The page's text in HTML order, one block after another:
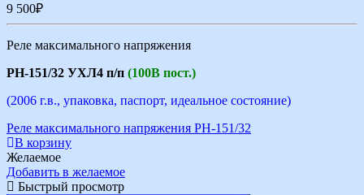
9 500₽
Реле максимального напряжения
РН-151/32 УХЛ4 п/п (100В пост.)
(2006 г.в., упаковка, паспорт, идеальное состояние)
Реле максимального напряжения РН-151/32
В корзину
Желаемое
Добавить в желаемое
Быстрый просмотр